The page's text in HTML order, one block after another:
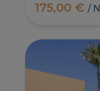
175,00 €/